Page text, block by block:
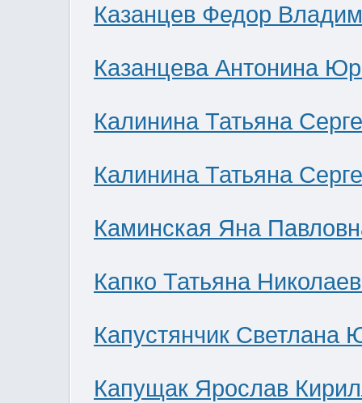
Казанцев Федор
Казанцева Антонина
Калинина Татьяна
Калинина Татьяна
Каминская Яна
Капко Татьяна
Капустянчик Светлана
Капущак Ярослав